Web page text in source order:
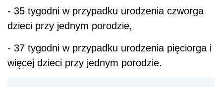
- 35 tygodni w przypadku urodzenia czworga
dzieci przy jednym porodzie,
- 37 tygodni w przypadku urodzenia pięciorga i
więcej dzieci przy jednym porodzie.